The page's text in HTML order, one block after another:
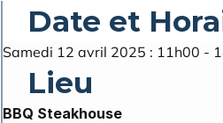
Date et
Samedi 12 avril 2025 : 11h00 -
Lieu
BBQ Steakhouse